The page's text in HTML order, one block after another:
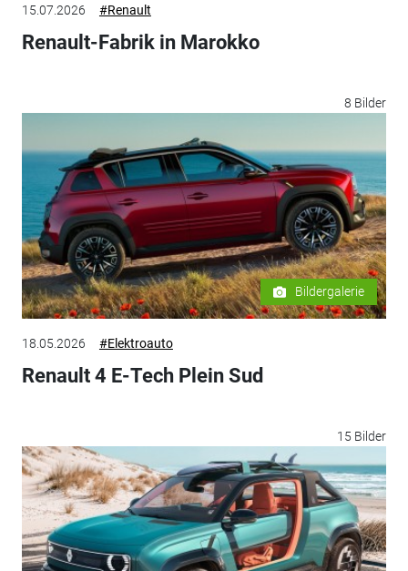
15.07.2026 #Renault
Renault-Fabrik in Marokko
8 Bilder
Bildergalerie
18.05.2026 #Elektroauto
Renault 4 E-Tech Plein Sud
15 Bilder